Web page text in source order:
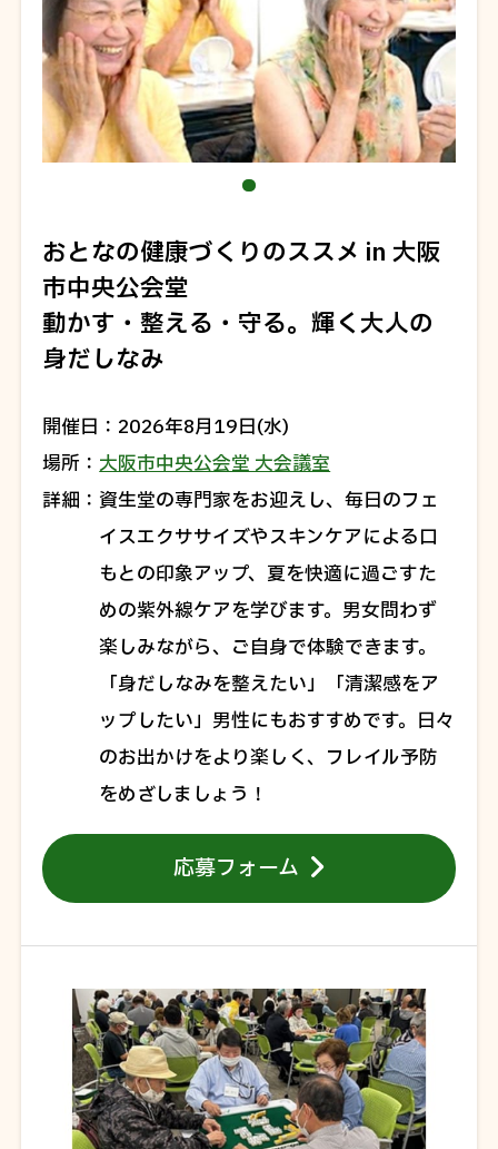
おとなの健康づくりのススメ in 大阪
市中央公会堂
動かす・整える・守る。輝く大人の
身だしなみ
開催日
2026年8月19日(水)
場所
大阪市中央公会堂 大会議室
詳細
資生堂の専門家をお迎えし、毎日のフェ
イスエクササイズやスキンケアによる口
もとの印象アップ、夏を快適に過ごすた
めの紫外線ケアを学びます。男女問わず
楽しみながら、ご自身で体験できます。
「身だしなみを整えたい」「清潔感をア
ップしたい」男性にもおすすめです。日々
のお出かけをより楽しく、フレイル予防
をめざしましょう！
応募フォーム